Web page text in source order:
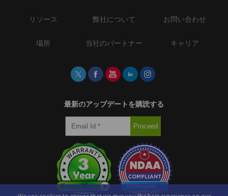
リソース 弊社について お問い合わせ
場所 当社のパートナー キャリア
最新のアップデートを購読する